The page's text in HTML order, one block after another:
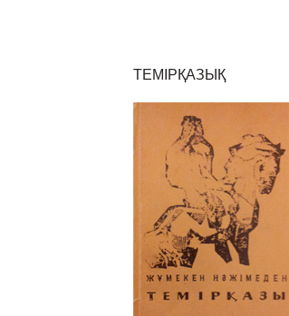
ТЕМІРҚАЗЫҚ